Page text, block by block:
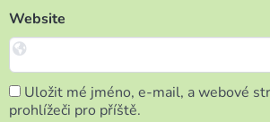
Website
Uložit mé jméno, e-mail, a webové
prohlížeči pro příště.